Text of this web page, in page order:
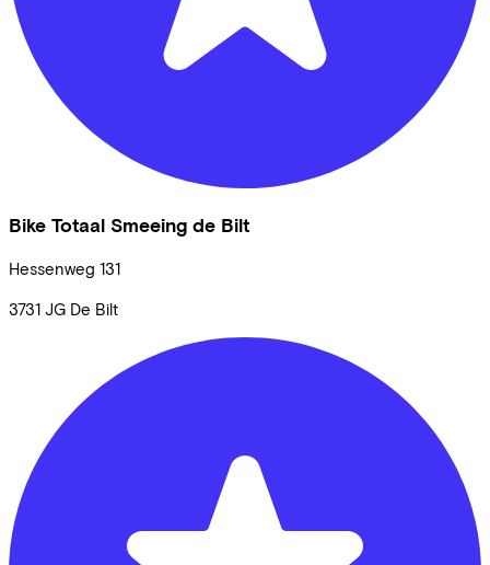
Bike Totaal Smeeing de Bilt
Hessenweg 131
3731 JG De Bilt